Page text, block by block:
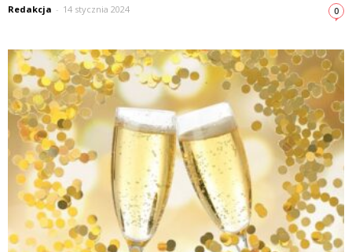
Redakcja - 14 stycznia 2024 0